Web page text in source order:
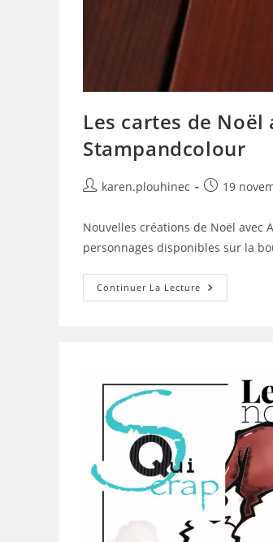
Les cartes de
Stampandcolour
Auteur/autrice
la
publication :
karen.plouhinec
Publication
19
Nouvelles créations de Noël avec
personnages disponibles sur la
Continuer La Lecture Les
Cartes
Delphine